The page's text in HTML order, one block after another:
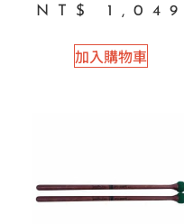
評分
5.00
NT$ 1,049
加入購物車